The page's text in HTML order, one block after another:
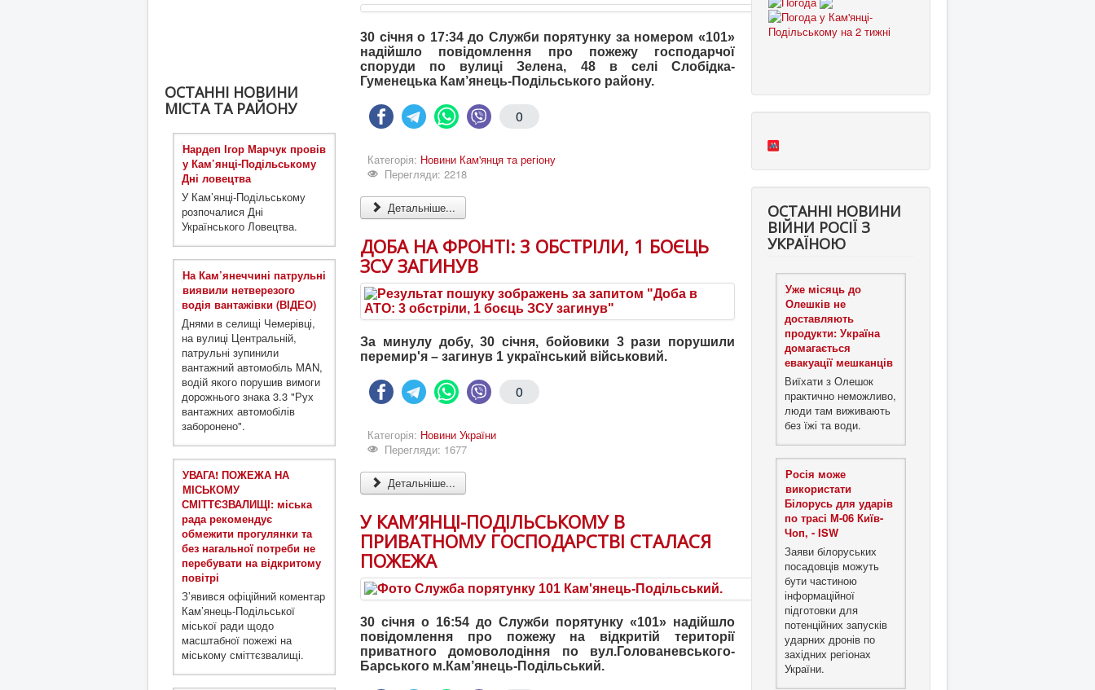
ОСТАННІ НОВИНИ
МІСТА ТА РАЙОНУ
Нардеп Ігор Марчук провів
у Кам’янці-Подільському
Дні ловецтва
У Кам’янці-Подільському
розпочалися Дні
Українського Ловецтва.
На Кам’янеччині патрульні
виявили нетверезого
водія вантажівки (ВІДЕО)
Днями в селищі Чемерівці,
на вулиці Центральній,
патрульні зупинили
вантажний автомобіль MAN,
водій якого порушив вимоги
дорожнього знака 3.3 "Рух
вантажних автомобілів
заборонено".
УВАГА! ПОЖЕЖА НА
МІСЬКОМУ
СМІТТЄЗВАЛИЩІ: міська
рада рекомендує
обмежити прогулянки та
без нагальної потреби не
перебувати на відкритому
повітрі
З’явився офіційний коментар
Кам’янець-Подільської
міської ради щодо
масштабної пожежі на
міському сміттєзвалищі.
30 січня о 17:34 до Служби порятунку за номером «101»
надійшло повідомлення про пожежу господарчої
споруди по вулиці Зелена, 48 в селі Слобідка-
Гуменецька Кам’янець-Подільського району.
0
Категорія: Новини Кам'янця та регіону
Перегляди: 2218
Детальніше...
ДОБА НА ФРОНТІ: 3 ОБСТРІЛИ, 1 БОЄЦЬ
ЗСУ ЗАГИНУВ
За минулу добу, 30 січня, бойовики 3 рази порушили
перемир'я – загинув 1 український військовий.
0
Категорія: Новини України
Перегляди: 1677
Детальніше...
У КАМ’ЯНЦІ-ПОДІЛЬСЬКОМУ В
ПРИВАТНОМУ ГОСПОДАРСТВІ СТАЛАСЯ
ПОЖЕЖА
30 січня о 16:54 до Служби порятунку «101» надійшло
повідомлення про пожежу на відкритій території
приватного домоволодіння по вул.Голованевського-
Барського м.Кам’янець-Подільський.
ОСТАННІ НОВИНИ
ВІЙНИ РОСІЇ З
УКРАЇНОЮ
Уже місяць до
Олешків не
доставляють
продукти: Україна
домагається
евакуації мешканців
Виїхати з Олешок
практично неможливо,
люди там виживають
без їжі та води.
Росія може
використати
Білорусь для ударів
по трасі М-06 Київ-
Чоп, - ISW
Заяви білоруських
посадовців можуть
бути частиною
інформаційної
підготовки для
потенційних запусків
ударних дронів по
західних регіонах
України.